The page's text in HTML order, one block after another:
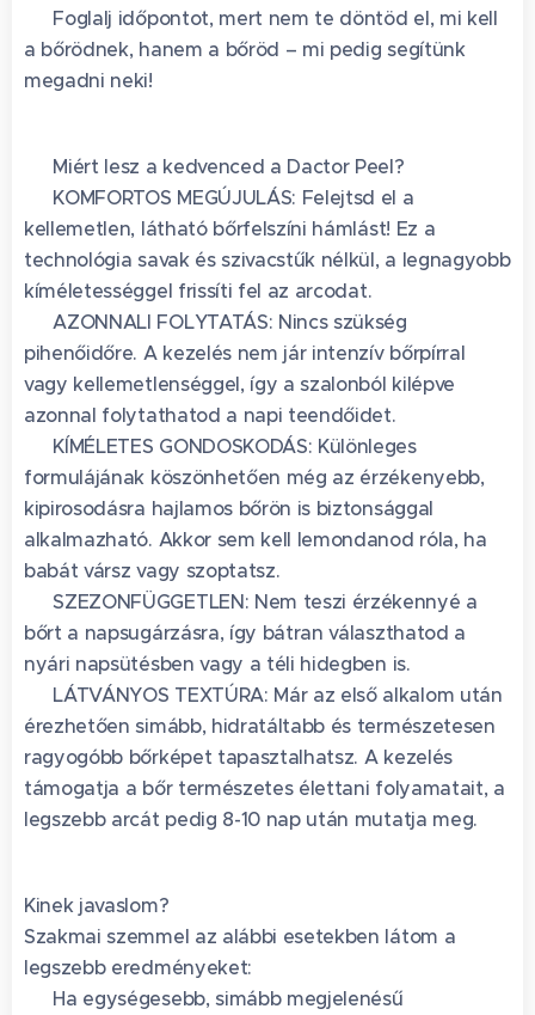
📲 Foglalj időpontot, mert nem te döntöd el, mi kell
a bőrödnek, hanem a bőröd – mi pedig segítünk
megadni neki!
✨ Miért lesz a kedvenced a Dactor Peel? ✨
🌿 KOMFORTOS MEGÚJULÁS: Felejtsd el a
kellemetlen, látható bőrfelszíni hámlást! Ez a
technológia savak és szivacstűk nélkül, a legnagyobb
kíméletességgel frissíti fel az arcodat.
⏱️ AZONNALI FOLYTATÁS: Nincs szükség
pihenőidőre. A kezelés nem jár intenzív bőrpírral
vagy kellemetlenséggel, így a szalonból kilépve
azonnal folytathatod a napi teendőidet.
🤱 KÍMÉLETES GONDOSKODÁS: Különleges
formulájának köszönhetően még az érzékenyebb,
kipirosodásra hajlamos bőrön is biztonsággal
alkalmazható. Akkor sem kell lemondanod róla, ha
babát vársz vagy szoptatsz.
☀️ SZEZONFÜGGETLEN: Nem teszi érzékennyé a
bőrt a napsugárzásra, így bátran választhatod a
nyári napsütésben vagy a téli hidegben is.
💎 LÁTVÁNYOS TEXTÚRA: Már az első alkalom után
érezhetően simább, hidratáltabb és természetesen
ragyogóbb bőrképet tapasztalhatsz. A kezelés
támogatja a bőr természetes élettani folyamatait, a
legszebb arcát pedig 8-10 nap után mutatja meg.
Kinek javaslom?
Szakmai szemmel az alábbi esetekben látom a
legszebb eredményeket:
✅ Ha egységesebb, simább megjelenésű